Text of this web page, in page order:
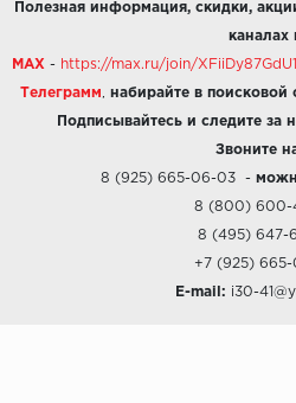
Полезная информация, скидки,
каналах
MAX - https://max.ru/join/
Телеграмм набирайте в поисковой
Подписывайтесь и следите за
Звоните
8 (925) 665-06-03-
8 (800) 600-
8 (495) 647-
+7 (925)
E-mail: i30-